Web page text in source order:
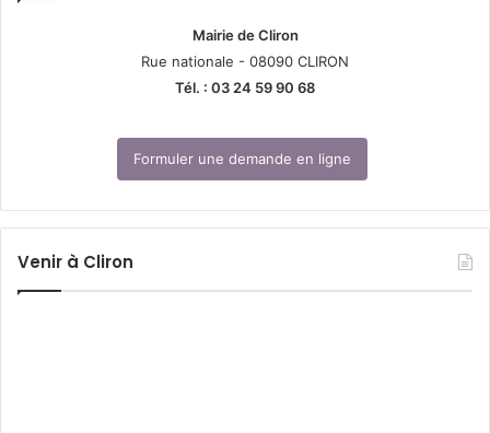
Mairie de Cliron
Rue nationale - 08090 CLIRON
Tél. : 03 24 59 90 68
Formuler une demande en ligne
Venir à Cliron